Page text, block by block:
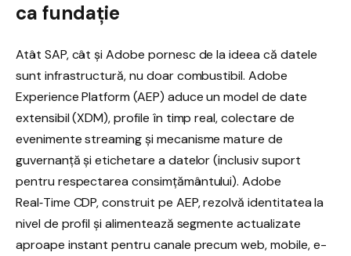
ca fundație
Atât SAP, cât și Adobe pornesc de la ideea că datele
sunt infrastructură, nu doar combustibil. Adobe
Experience Platform (AEP) aduce un model de date
extensibil (XDM), profile în timp real, colectare de
evenimente streaming și mecanisme mature de
guvernanță și etichetare a datelor (inclusiv suport
pentru respectarea consimțământului). Adobe
Real‑Time CDP, construit pe AEP, rezolvă identitatea la
nivel de profil și alimentează segmente actualizate
aproape instant pentru canale precum web, mobile, e-